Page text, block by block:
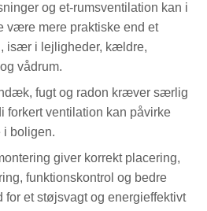
og et-rumsventilation kan i
være mere praktiske end et
især i lejligheder, kældre,
vådrum.
fugt og radon kræver særlig
forkert ventilation kan påvirke
i boligen.
giver korrekt placering,
funktionskontrol og bedre
for et støjsvagt og energieffektivt